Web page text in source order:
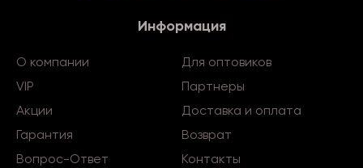
Информация
О компании
Для оптовиков
VIP
Партнеры
Акции
Доставка и оплата
Гарантия
Возврат
Вопрос-Ответ
Контакты